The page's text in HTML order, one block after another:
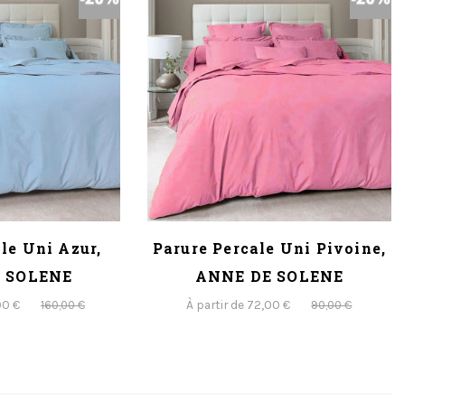
Uni Azur,
€ 160,00 €
Parure Percale Uni Pivoine,
ANNE DE SOLENE
À partir de 72,00 € 90,00 €